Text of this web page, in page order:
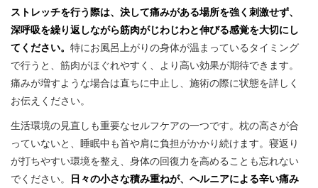
ストレッチを行う際は、決して痛みがある場所を強く刺激せず、
深呼吸を繰り返しながら筋肉がじわじわと伸びる感覚を大切にし
てください。 特にお風呂上がりの身体が温まっているタイミング
で行うと、筋肉がほぐれやすく、より高い効果が期待できます。
痛みが増すような場合は直ちに中止し、施術の際に状態を詳しく
お伝えください。
生活環境の見直しも重要なセルフケアの一つです。枕の高さが合
っていないと、睡眠中も首や肩に負担がかかり続けます。寝返り
が打ちやすい環境を整え、身体の回復力を高めることも忘れない
でください。
日々の小さな積み重ねが、ヘルニアによる辛い痛み